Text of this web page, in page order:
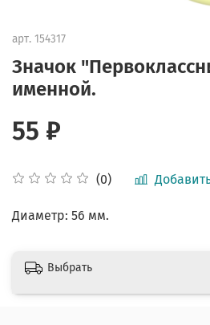
арт. 154317
Значок
именной.
(0)
55 ₽
Диаметр: 56 мм.
Выбрать